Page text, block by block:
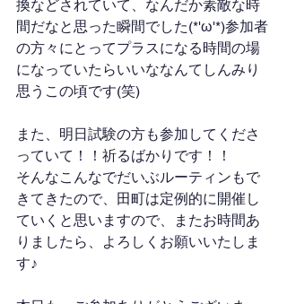
換などされていて、なんだか素敵な時
間だなと思った瞬間でした(*'ω'*)参加者
の方々にとってプラスになる時間の場
になっていたらいいななんてしんみり
思うこの頃です(笑)
また、明日試験の方も参加してくださ
っていて！！祈るばかりです！！
そんなこんなでだいぶルーティンもで
きてきたので、田町は定例的に開催し
ていくと思いますので、またお時間あ
りましたら、よろしくお願いいたしま
す♪